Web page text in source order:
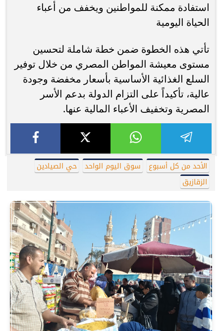
استفادة ممكنة للمواطنين ويخفف من أعباء
الحياة اليومية
تأتي هذه الخطوة ضمن خطة شاملة لتحسين
مستوى معيشة المواطن المصري من خلال توفير
السلع الغذائية الأساسية بأسعار مخفضة وجودة
عالية، تأكيداً على التزام الدولة بدعم الأسر
المصرية وتخفيف الأعباء المالية عنها.
الأحد من كل أسبوع سوق اليوم الواحد
حي الصيادين
الزقازيق